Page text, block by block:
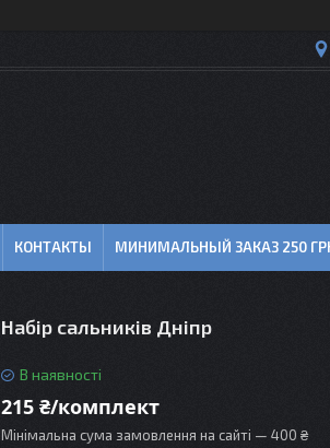
КОНТАКТЫ МИНИМАЛЬНЫЙ ЗАКАЗ 250
Набір сальників Дніпр
В наявності
215 ₴/комплект
Мінімальна сума замовлення на сайті — 400 ₴